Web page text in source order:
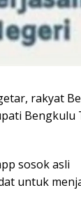
rakyat
Bengkulu
sosok asli
untuk